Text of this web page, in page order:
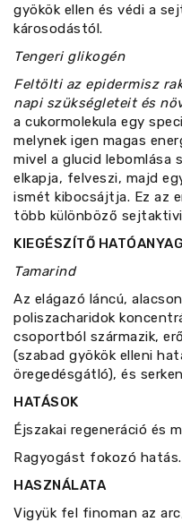
gyökök ellen és védi a
károsodástól.
Tengeri glikogén
Feltölti az epidermisz
napi szükségleteit és
a cukormolekula egy
melynek igen magas
mivel a glucid lebomlása
elkapja, felveszi, majd
ismét kibocsájtja. Ez az
több különböző
KIEGÉSZÍTŐ HATÓANYAG
Tamarind
Az elágazó láncú,
poliszacharidok
csoportból származik,
(szabad gyökök elleni
öregedésgátló), és
HATÁSOK
Éjszakai regeneráció és
Ragyogást fokozó hatás.
HASZNÁLATA
Vigyük fel finoman az